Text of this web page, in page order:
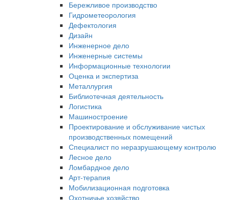
Бережливое производство
Гидрометеорология
Дефектология
Дизайн
Инженерное дело
Инженерные системы
Информационные технологии
Оценка и экспертиза
Металлургия
Библиотечная деятельность
Логистика
Машиностроение
Проектирование и обслуживание чистых
производственных помещений
Специалист по неразрушающему контролю
Лесное дело
Ломбардное дело
Арт-терапия
Мобилизационная подготовка
Охотничье хозяйство